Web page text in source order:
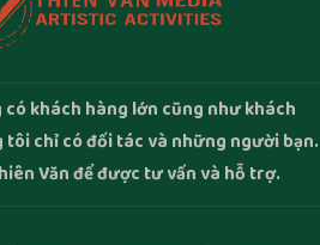
khách hàng lớn cũng như khách
tôi chỉ có đối tác và những người bạn.
Văn để được tư vấn và hỗ trợ.